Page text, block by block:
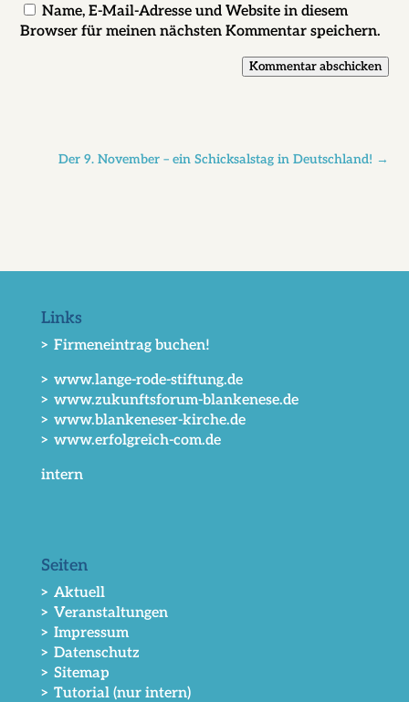
Name, E-Mail-Adresse und Website in diesem
Browser für meinen nächsten Kommentar speichern.
Kommentar abschicken
Der 9. November – ein Schicksalstag in Deutschland! →
Links
> Firmeneintrag buchen!
> www.lange-rode-stiftung.de
> www.zukunftsforum-blankenese.de
> www.blankeneser-kirche.de
> www.erfolgreich-com.de
intern
Seiten
> Aktuell
> Veranstaltungen
> Impressum
> Datenschutz
> Sitemap
> Tutorial (nur intern)